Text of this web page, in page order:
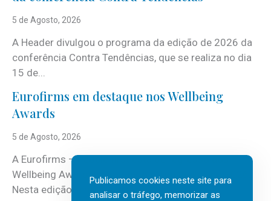
5 de Agosto, 2026
A Header divulgou o programa da edição de 2026 da
conferência Contra Tendências, que se realiza no dia
15 de...
Eurofirms em destaque nos Wellbeing
Awards
5 de Agosto, 2026
A Eurofirms – People first está de regresso aos
Wellbeing Awards, integrando o Top Wellbeing 2026.
Nesta edição, a multinacional...
Publicamos cookies neste site para
analisar o tráfego, memorizar as